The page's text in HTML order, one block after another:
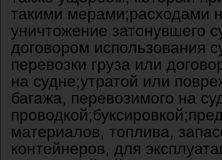
такими мерами;расходами
уничтожение затонувшего
договором использования
перевозки груза или
на судне;утратой или
багажа, перевозимого на
материалов, топлива,
контейнеров, для